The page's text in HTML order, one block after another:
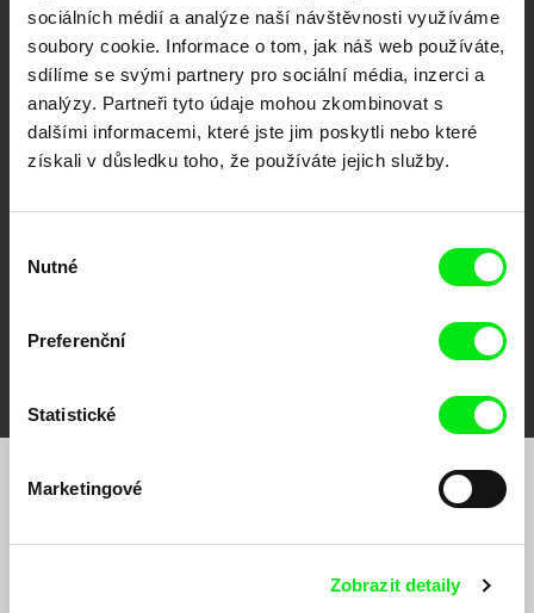
sociálních médií a analýze naší návštěvnosti využíváme
soubory cookie. Informace o tom, jak náš web používáte,
sdílíme se svými partnery pro sociální média, inzerci a
analýzy. Partneři tyto údaje mohou zkombinovat s
dalšími informacemi, které jste jim poskytli nebo které
získali v důsledku toho, že používáte jejich služby.
souhlasu
Nutné
Preferenční
Statistické
Marketingové
Zobrazit detaily
CPH:DOX Doclisboa
Millennium Docs
Against Gravity
DOK Leipzig
FIDMarseille
Chcete být pravidelně informováni o našem